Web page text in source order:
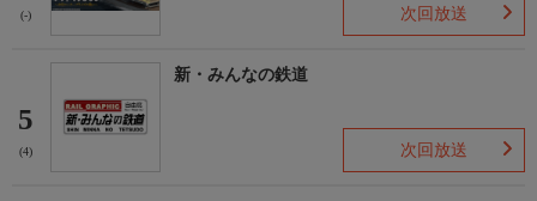
(-) 次回放送
5
(4)
新・みんなの鉄道
次回放送